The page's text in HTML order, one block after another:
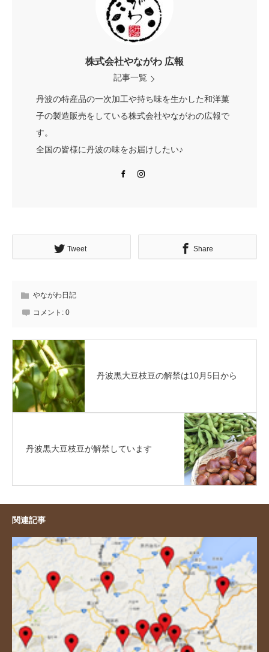
株式会社やながわ 広報
記事一覧
丹波の特産品の一次加工や持ち味を生かした和洋菓
子の製造販売をしている株式会社やながわの広報で
す。
全国の皆様に丹波の味をお届けしたい♪
Tweet Share
やながわ日記
コメント: 0
丹波黒大豆枝豆の解禁は10月5日から
丹波黒大豆枝豆が解禁しています
関連記事